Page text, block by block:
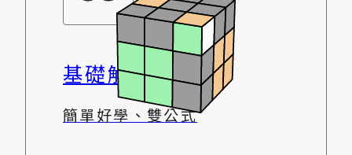
基礎解法
簡單好學、雙公式